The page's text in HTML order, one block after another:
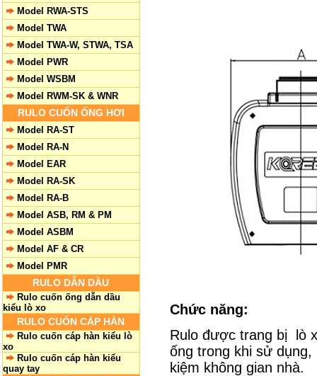
Model RWA-STS
Model TWA
Model TWA-W, STWA, TSA
Model PWR
Model WSBM
Model RWM-SK & WNR
RULO CUỐN ỐNG HƠI
Model RA-ST
Model RA-N
Model EAR
Model RA-SK
Model RA-B
Model ASB, RM & PM
Model ASBM
Model AF & CR
Model PMR
RULO DẪN DẦU
Rulo cuốn ống dẫn dầu
kiểu lò xo
RULO CUỐN CÁP HÀN
Rulo cuốn cáp hàn kiểu lò
xo
Rulo cuốn cáp hàn kiểu
quay tay
Chức năng:
Rulo được trang bị lò
ống trong khi sử
kiệm không gian nhà.